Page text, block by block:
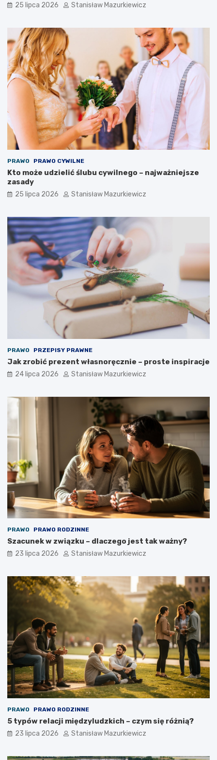
25 lipca 2026 Stanisław Mazurkiewicz
PRAWO PRAWO CYWILNE
Kto może udzielić ślubu cywilnego – najważniejsze
zasady
25 lipca 2026 Stanisław Mazurkiewicz
PRAWO PRZEPISY PRAWNE
Jak zrobić prezent własnoręcznie – proste inspiracje
24 lipca 2026 Stanisław Mazurkiewicz
PRAWO PRAWO RODZINNE
Szacunek w związku – dlaczego jest tak ważny?
23 lipca 2026 Stanisław Mazurkiewicz
PRAWO PRAWO RODZINNE
5 typów relacji międzyludzkich – czym się różnią?
23 lipca 2026 Stanisław Mazurkiewicz